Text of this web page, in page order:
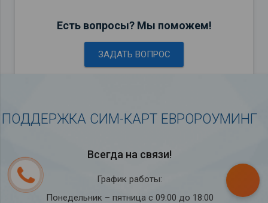
Есть вопросы? Мы поможем!
ЗАДАТЬ ВОПРОС
ПОДДЕРЖКА СИМ-КАРТ ЕВРОРОУМИНГ
Всегда на связи!
График работы:
Понедельник – пятница с 09:00 до 18:00